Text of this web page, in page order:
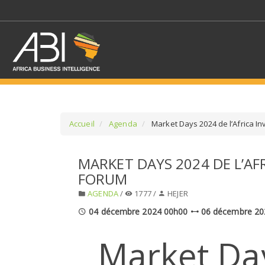
Accueil Agenda Market Days 2024 de l’Africa
MARKET DAYS 2024 DE
FORUM
AGENDA/ 1777 / HEJER
04 décembre 2024 00h00 06 décembre
Market